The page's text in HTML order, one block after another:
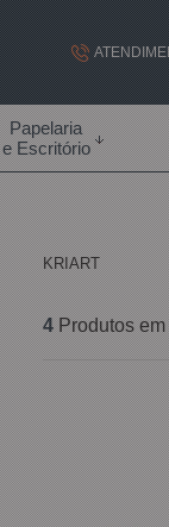
(19)
Segunda à
Papelaria
e Escritório
KRIART
4 Produtos em